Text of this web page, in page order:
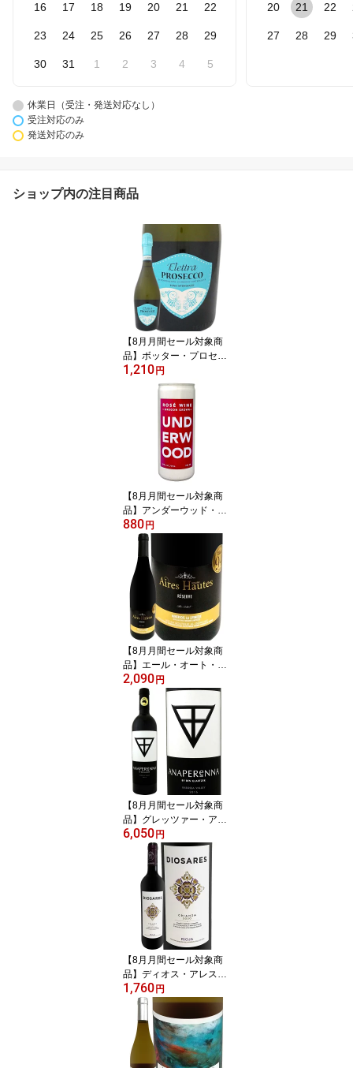
16 17 18 19 20 21 22
23 24 25 26 27 28 29
30 31 1 2 3 4 5
20 21 22
27 28 29
休業日（受注・発送対応なし）
受注対応のみ
発送対応のみ
ショップ内の注目商品
【8月月間セール対象商
品】ボッター・プロセッ
コ・スプマンテ“エレット
ラ” イタリア 白スパーク
リングワイン 750ml 辛口
スプマンテ プロセッコ p
rosecco ヴェネト グレラ
100% グレラ種 11% シ
ャルマ方式 タンク発酵
きめ細かい泡 フルーティ
ー 柑橘系 桃 花の香り
1,210円
【8月月間セール対象商
品】アンダーウッド・オ
レゴン・ロゼ(250ml缶入
り) アメリカ ロゼワイン
250ml Underwood Oreg
on 缶ワイン アルミ缶 ミ
ニ 一人飲み 旅行用 ピノ
グリ ミュスカ ピノ・ノ
ワール リースリング シ
ャルドネ 辛口 果実味 ミ
ネラル アルコール約12%
880円
【8月月間セール対象商
品】エール・オート・レ
ゼルヴ ミネルヴォワ・
ラ・リヴィニエール 201
7 フランス パーカー 750
ml 赤ワイン フルボディ
シラー50% グルナッシュ
30% カリニャン20% AL
C14.5% パーカー91~94
点 ロバート・パーカー
ワイン・アドヴォケート
京橋ワイン
2,090円
【8月月間セール対象商
品】グレッツァー・アナ
ペレーナ 2021 オースト
ラリア 赤ワイン 750ml
フルボディ パーカー94
+点 シラーズ79% カベル
ネ・ソーヴィニヨン21%
ベン・グレッツァー 南オ
ーストラリア バロッサ・
ヴァレー エベニーザー
古木 樹齢30~130年 新樽
100% 無濾過
6,050円
【8月月間セール対象商
品】ディオス・アレス・
リオハ・クリアンサ 202
0 スペイン 赤ワイン リオ
ハ 銘醸地 パーカー91点
テンプラニーリョ オーク
樽熟成 クリアンサ格付
リオハ・アラベサ バスク
1,760円